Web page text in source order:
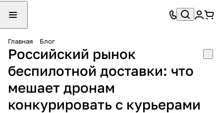
Главная Блог
Российский рынок
беспилотной доставки: что
мешает дронам
конкурировать с курьерами